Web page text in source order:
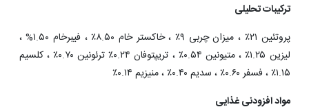
ترکیبات تحلیلی
پروتئین ۲۱٪ ، میزان چربی ۹٪ ، خاکستر خام ۸.۵۰٪ ، فیبرخام ۱.۵۰% ،
لیزین ۱.۲۵٪ ، متیونین ۰.۵۴٪ ، تریپتوفان ۰.۲۴٪ ترئونین ۰.۷۰٪ ، کلسیم
۱.۱۵٪ ، فسفر ۰.۶۰٪ ، سدیم ۰.۴۰٪ ، منیزیم ۰.۱۴٪
مواد افزودنی غذایی